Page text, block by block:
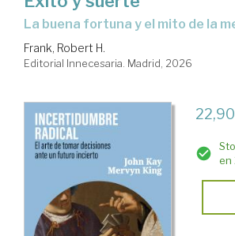
La buena fortuna y el mito de la
Frank, Robert H.
Editorial Innecesaria. Madrid, 2026
en